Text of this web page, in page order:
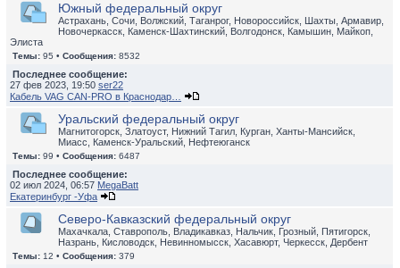
Южный федеральный округ
Астрахань, Сочи, Волжский, Таганрог, Новороссийск, Шахты, Армавир,
Новочеркасск, Каменск-Шахтинский, Волгодонск, Камышин, Майкоп,
Элиста
Темы: 95 • Сообщения: 8532
Последнее сообщение:
27 фев 2023, 19:50 ser22
Кабель VAG CAN-PRO в Краснодар…
Уральский федеральный округ
Магнитогорск, Златоуст, Нижний Тагил, Курган, Ханты-Мансийск,
Миасс, Каменск-Уральский, Нефтеюганск
Темы: 99 • Сообщения: 6487
Последнее сообщение:
02 июл 2024, 06:57 MegaBatt
Екатеринбург -Уфа
Северо-Кавказский федеральный округ
Махачкала, Ставрополь, Владикавказ, Нальчик, Грозный, Пятигорск,
Назрань, Кисловодск, Невинномысск, Хасавюрт, Черкесск, Дербент
Темы: 12 • Сообщения: 379